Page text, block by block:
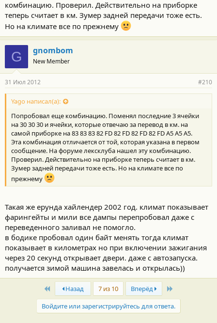
комбинацию. Проверил. Действительно на приборке
теперь считает в км. Зумер задней передачи тоже есть.
Но на климате все по прежнему
G gnombom
New Member
31 Июл 2012 #210
Yago написал(а):
Попробовал еще комбинацию. Поменял последние 3 ячейки
на 30 30 30 и ячейки, которые отвечаю за перевод в км. на
самой приборке на 83 83 83 82 FD 82 FD 82 FD 82 FD A5 A5 A5.
Эта комбинация отличается от той, которая указана в первом
сообщение. На форуме лексклуба нашел эту комбинацию.
Проверил. Действительно на приборке теперь считает в км.
Зумер задней передачи тоже есть. Но на климате все по
прежнему
Такая же ерунда хайлендер 2002 год. климат показывает
фарингейты и мили все дампы перепробовал даже с
переведенного заливал не помогло.
в бодике пробовал один байт менять тогда климат
показывает в километрах но при включении зажигания
через 20 секунд открывает двери. даже с автозапуска.
получается зимой машина завелась и открылась))
First Назад 7 из 10 Вперёд Last
Войдите или зарегистрируйтесь для ответа.